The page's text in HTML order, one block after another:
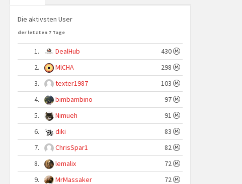
Die aktivsten User
der letzten 7 Tage
1. DealHub
430
2.
MlCHA
298
3.
texter1987
103
4.
bimbambino
97
5.
Nimueh
91
6.
diki
83
7.
ChrisSpar1
82
8.
lemalix
72
9.
MrMassaker 72